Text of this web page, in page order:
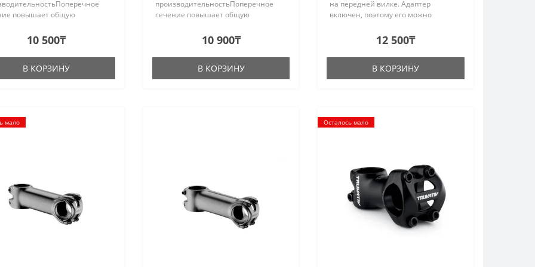
повышает общую
контроляЛицевая панель
46 мм из 6061
сплаваДлины: 100
10 500₸
В КОРЗИНУ
производительностьПоперечное
сечение повышает общую
точечного контроляЛицевая панель
шириной 46 мм из 6061
алюминиевого сплаваДлины: 90 мм,
10 900₸
В КОРЗИНУ
на передней вилке. Адаптер
включен, поэтому его можно
вилками.· 31,8 мм в диаметре на
12 500₸
В КОРЗИНУ
мало Осталось мало